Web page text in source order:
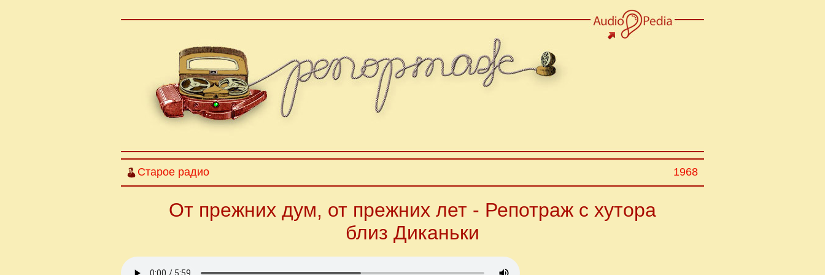
Старое радио 1968
От прежних дум, от прежних лет - Репотраж с хутора
близ Диканьки